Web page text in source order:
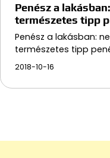
Penész a
természetes tipp
Penész a lakásban:
természetes tipp
2018-10-16